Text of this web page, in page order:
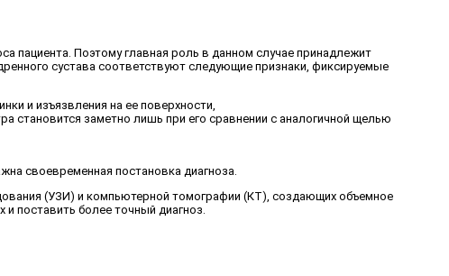
пациента. Поэтому главная роль в данном случае принадлежит
сустава соответствуют следующие признаки, фиксируемые
и изъязвления на ее поверхности,
становится заметно лишь при его сравнении с аналогичной щелью
своевременная постановка диагноза.
(УЗИ) и компьютерной томографии (КТ), создающих объемное
поставить более точный диагноз.